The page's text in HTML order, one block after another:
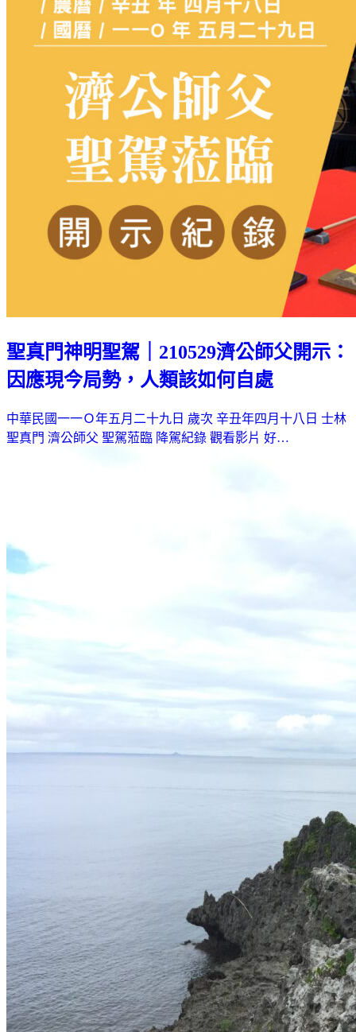
聖真門神明聖駕｜210529濟公師父開示：
因應現今局勢，人類該如何自處
中華民國一一Ｏ年五月二十九日 歲次 辛丑年四月十八日 士林
聖真門 濟公師父 聖駕蒞臨 降駕紀錄 觀看影片 好…